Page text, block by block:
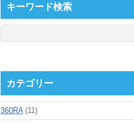
キーワード検索
カテゴリー
360RA(11)